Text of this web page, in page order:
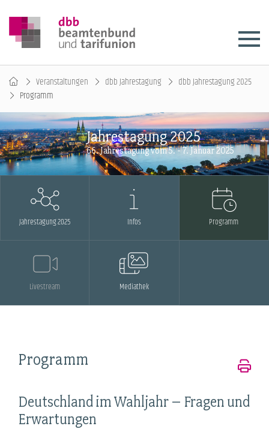
Veranstaltungen dbb Jahrestagung
dbb Jahrestagung 2025
Programm
Jahrestagung 2025
66. Jahrestagung vom 5. - 7. Januar 2025
Jahrestagung 2025 Infos Programm
Livestream Mediathek
Programm
Deutschland im Wahljahr – Fragen und
Erwartungen